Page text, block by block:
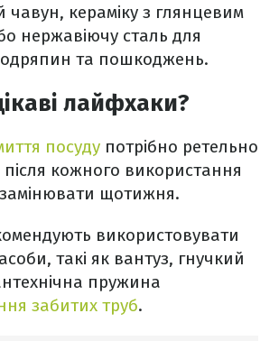
кераміку з глянцевим
нержавіючу сталь для
та пошкоджень.
лайфхаки?
посуду потрібно ретельно
кожного використання
щотижня.
використовувати
такі як вантуз, гнучкий
пружина
забитих труб.